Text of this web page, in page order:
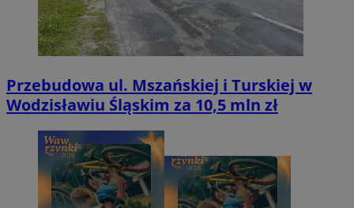
Przebudowa ul. Mszańskiej i Turskiej w
Wodzisławiu Śląskim za 10,5 mln zł